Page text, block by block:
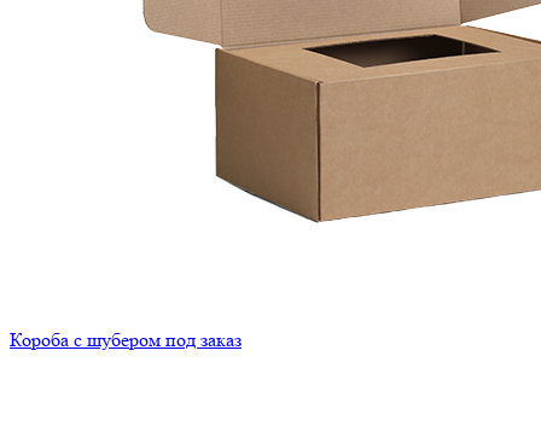
Короба с шубером под заказ